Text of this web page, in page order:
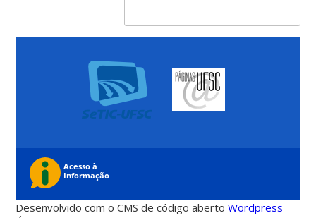
Desenvolvido com o CMS de código abertoWordpress